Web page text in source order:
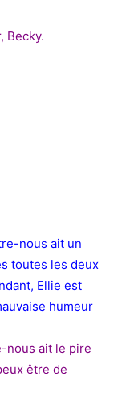
Becky.
nous ait un
toutes les deux
Ellie est
humeur
nous ait le pire
être de